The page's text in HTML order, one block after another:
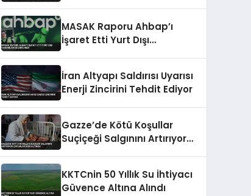
MASAK Raporu Ahbap’ı
İşaret Etti Yurt Dışı
İran Altyapı Saldırısı Uyarısı
Enerji Zincirini Tehdit Ediyor
Gazze’de Kötü Koşullar
Suçiçeği Salgınını Artırıyor
KKTCnin 50 Yıllık Su İhtiyacı
Güvence Altına Alındı